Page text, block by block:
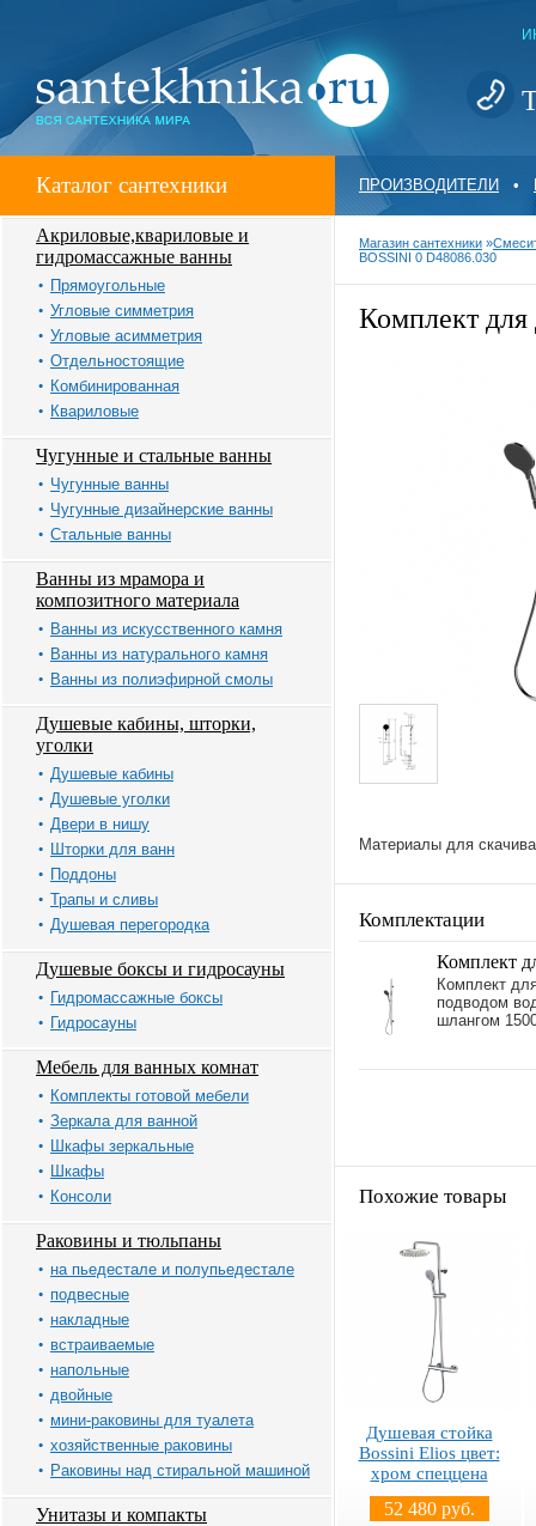
Каталог сантехники ПРОИЗВОДИТЕЛИ •
Акриловые,квариловые и
гидромассажные ванны
Прямоугольные
Угловые симметрия
Угловые асимметрия
Отдельностоящие
Комбинированная
Квариловые
Чугунные и стальные ванны
Чугунные ванны
Чугунные дизайнерские ванны
Стальные ванны
Ванны из мрамора и
композитного материала
Ванны из искусственного камня
Ванны из натурального камня
Ванны из полиэфирной смолы
Душевые кабины, шторки,
уголки
Душевые кабины
Душевые уголки
Двери в нишу
Шторки для ванн
Поддоны
Трапы и сливы
Душевая перегородка
Душевые боксы и гидросауны
Гидромассажные боксы
Гидросауны
Мебель для ванных комнат
Комплекты готовой мебели
Зеркала для ванной
Шкафы зеркальные
Шкафы
Консоли
Раковины и тюльпаны
на пьедестале и полупьедестале
подвесные
накладные
встраиваемые
напольные
двойные
мини-раковины для туалета
хозяйственные раковины
Раковины над стиральной машиной
Унитазы и компакты
Магазин сантехники »
BOSSINI 0 D48086.030
Комплект
Материалы для
Комплектации
Комплект
Комплект
подводом
шлангом
Похожие товары
Душевая стойка
Bossini Elios цвет:
хром спеццена
52 480 руб.